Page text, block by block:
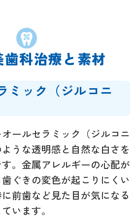
科治療と素材
ミック（ジルコニ
ールセラミック（ジルコニ
うな透明感と自然な白さを
。金属アレルギーの心配が
ぐきの変色が起こりにくい
前歯など見た目が気になる
います。